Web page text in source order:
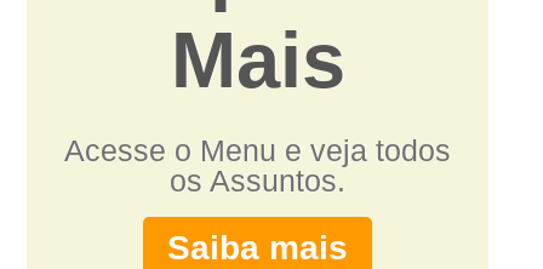
Mais
Acesse o Menu e veja todos
os Assuntos.
Saiba mais